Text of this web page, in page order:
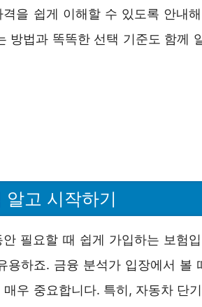
을 쉽게 이해할 수 있도록 안내
방법과 똑똑한 선택 기준도 함께
고 시작하기
필요할 때 쉽게 가입하는 보험
용하죠. 금융 분석가 입장에서 볼
우 중요합니다. 특히, 자동차 단